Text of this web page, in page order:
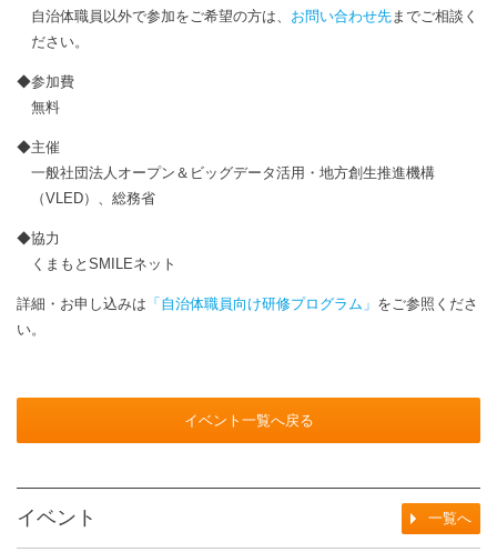
自治体職員以外で参加をご希望の方は、 お問い合わせ先までご相談く
ださい。
◆参加費
無料
◆主催
一般社団法人オープン＆ビッグデータ活用・地方創生推進機構
（VLED）、総務省
◆協力
くまもとSMILEネット
詳細・お申し込みは 「自治体職員向け研修プログラム」 をご参照くださ
い。
イベント一覧へ戻る
イベント 一覧へ